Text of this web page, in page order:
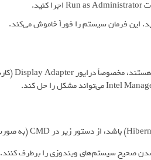
صحیح سیستم‌های ویندوزی را برطرف کنند.